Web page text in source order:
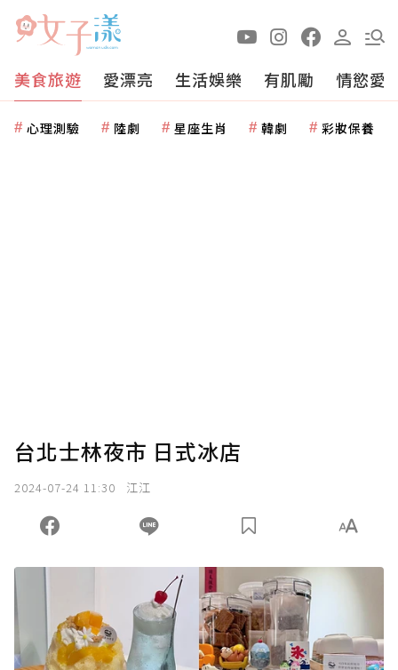
美食旅遊 愛漂亮 生活娛樂 有肌勵 情慾愛
心理測驗 陸劇 星座生肖 韓劇 彩妝保養
台北士林夜市 日式冰店
2024-07-24 11:30 江江